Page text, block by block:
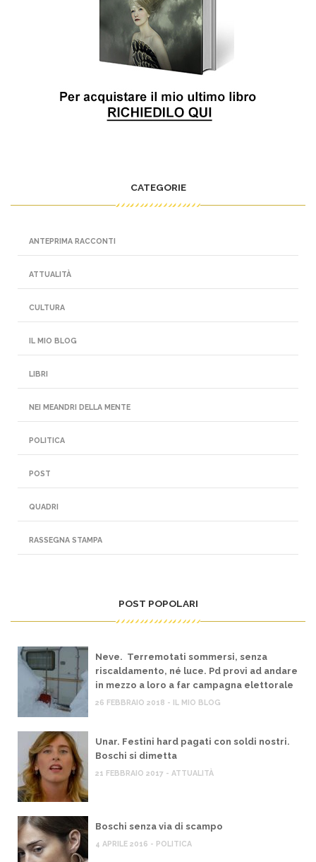
CATEGORIE
ANTEPRIMA RACCONTI
ATTUALITÀ
CULTURA
IL MIO BLOG
LIBRI
NEI MEANDRI DELLA MENTE
POLITICA
POST
QUADRI
RASSEGNA STAMPA
POST POPOLARI
Neve. Terremotati sommersi, senza
riscaldamento, né luce. Pd provi ad andare
in mezzo a loro a far campagna elettorale
26 FEBBRAIO 2018 - IL MIO BLOG
Unar. Festini hard pagati con soldi nostri.
Boschi si dimetta
21 FEBBRAIO 2017 - ATTUALITÀ
Boschi senza via di scampo
4 APRILE 2016 - POLITICA